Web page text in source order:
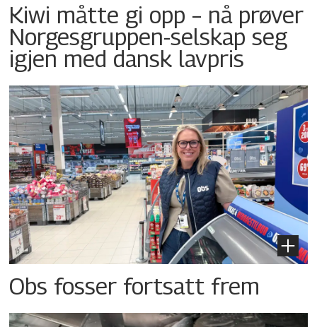
Kiwi måtte gi opp – nå prøver
Norgesgruppen-selskap seg
igjen med dansk lavpris
Obs fosser fortsatt frem